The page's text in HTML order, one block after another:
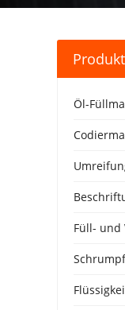
Öl-
Füll- und